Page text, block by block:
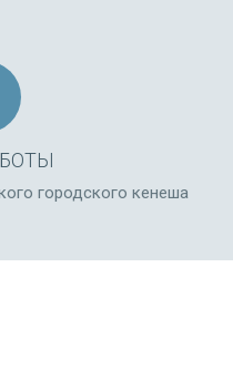
городского кенеша